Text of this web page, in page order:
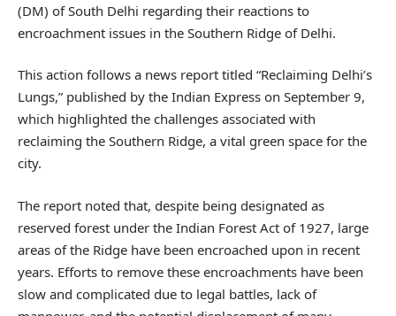
(DM) of South Delhi regarding their reactions to
encroachment issues in the Southern Ridge of Delhi.
This action follows a news report titled “Reclaiming Delhi’s
Lungs,” published by the Indian Express on September 9,
which highlighted the challenges associated with
reclaiming the Southern Ridge, a vital green space for the
city.
The report noted that, despite being designated as
reserved forest under the Indian Forest Act of 1927, large
areas of the Ridge have been encroached upon in recent
years. Efforts to remove these encroachments have been
slow and complicated due to legal battles, lack of